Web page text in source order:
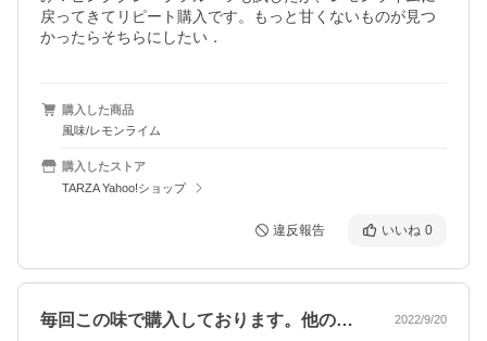
戻ってきてリピート購入です。もっと甘くないものが見つ
かったらそちらにしたい．
購入した商品
風味/レモンライム
購入したストア
TARZA Yahoo!ショップ
違反報告 いいね 0
毎回この味で購入しております。他のＢＣ… 2022/9/20